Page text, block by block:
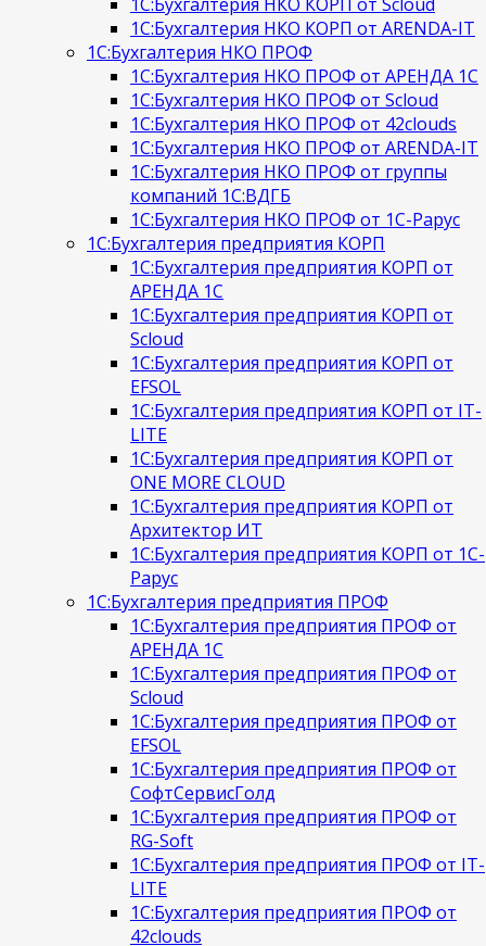
1С:Бухгалтерия НКО КОРП от Scloud
1С:Бухгалтерия НКО КОРП от ARENDA-IT
1С:Бухгалтерия НКО ПРОФ
1С:Бухгалтерия НКО ПРОФ от АРЕНДА 1С
1С:Бухгалтерия НКО ПРОФ от Scloud
1С:Бухгалтерия НКО ПРОФ от 42clouds
1С:Бухгалтерия НКО ПРОФ от ARENDA-IT
1С:Бухгалтерия НКО ПРОФ от группы
компаний 1С:ВДГБ
1С:Бухгалтерия НКО ПРОФ от 1С-Рарус
1С:Бухгалтерия предприятия КОРП
1С:Бухгалтерия предприятия КОРП от
АРЕНДА 1С
1С:Бухгалтерия предприятия КОРП от
Scloud
1С:Бухгалтерия предприятия КОРП от
EFSOL
1С:Бухгалтерия предприятия КОРП от IT-
LITE
1С:Бухгалтерия предприятия КОРП от
ONE MORE CLOUD
1С:Бухгалтерия предприятия КОРП от
Архитектор ИТ
1С:Бухгалтерия предприятия КОРП от 1С-
Рарус
1С:Бухгалтерия предприятия ПРОФ
1С:Бухгалтерия предприятия ПРОФ от
АРЕНДА 1С
1С:Бухгалтерия предприятия ПРОФ от
Scloud
1С:Бухгалтерия предприятия ПРОФ от
EFSOL
1С:Бухгалтерия предприятия ПРОФ от
СофтСервисГолд
1С:Бухгалтерия предприятия ПРОФ от
RG-Soft
1С:Бухгалтерия предприятия ПРОФ от IT-
LITE
1С:Бухгалтерия предприятия ПРОФ от
42clouds